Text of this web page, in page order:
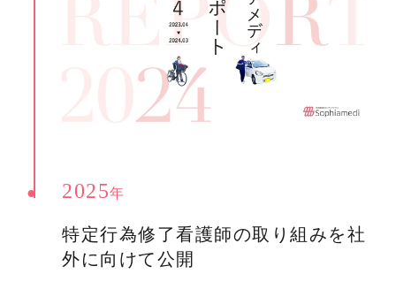
2025年
特定行為修了看護師の取り組みを社
外に向けて公開